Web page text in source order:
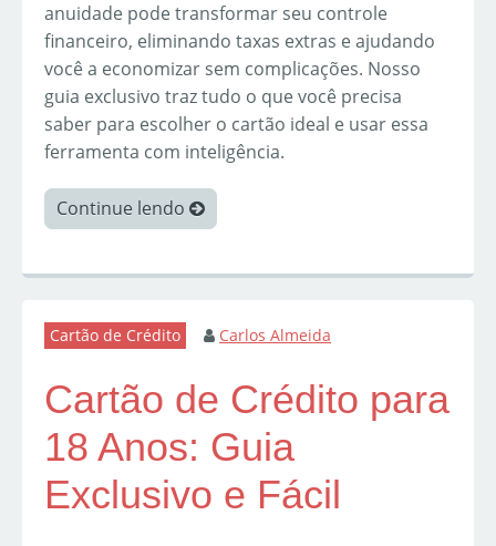
anuidade pode transformar seu controle
financeiro, eliminando taxas extras e ajudando
você a economizar sem complicações. Nosso
guia exclusivo traz tudo o que você precisa
saber para escolher o cartão ideal e usar essa
ferramenta com inteligência.
Continue lendo
Cartão de Crédito Carlos Almeida
Cartão de Crédito para
18 Anos: Guia
Exclusivo e Fácil